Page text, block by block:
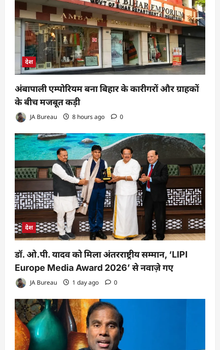
देश
अंबापाली एम्पोरियम बना बिहार के कारीगरों और ग्राहकों
के बीच मजबूत कड़ी
JA Bureau 8 hours ago 0
देश
डॉ. ओ.पी. यादव को मिला अंतरराष्ट्रीय सम्मान, ‘LIPI
Europe Media Award 2026’ से नवाज़े गए
JA Bureau 1 day ago 0